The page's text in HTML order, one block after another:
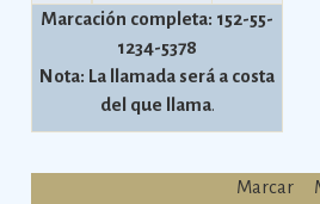
Marcación completa: 152-55-
1234-5378
Nota: La llamada será a costa
del que llama.
Marcar